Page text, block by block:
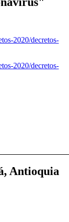
2020/decretos-
2020/decretos-
Antioquia